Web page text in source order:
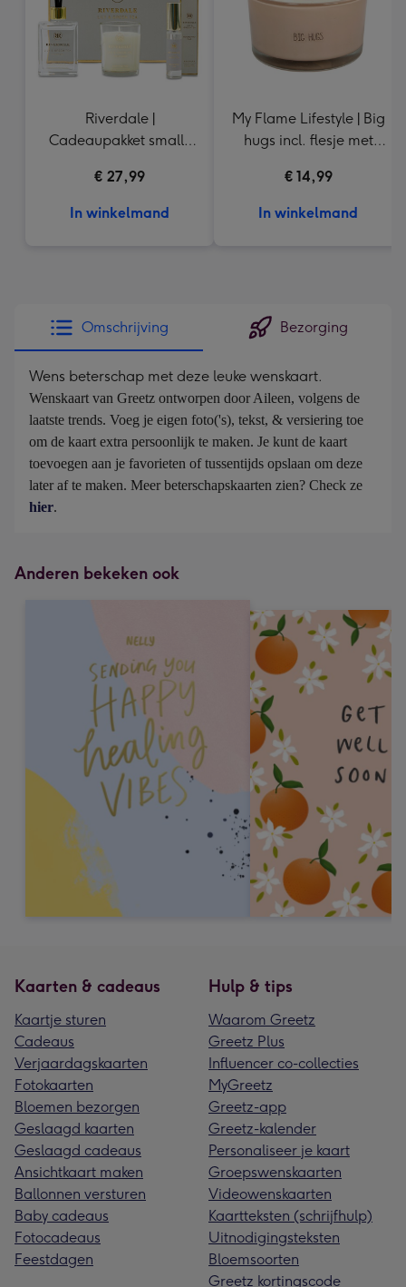
Riverdale |
Cadeaupakket small |
€ 27,99
In winkelmand
My Flame Lifestyle | Big
hugs incl. flesje met
€ 14,99
In winkelmand
Omschrijving Bezorging
Wens beterschap met deze leuke wenskaart.
Wenskaart van Greetz ontworpen door Aileen, volgens de
laatste trends. Voeg je eigen foto('s), tekst, & versiering toe
om de kaart extra persoonlijk te maken. Je kunt de kaart
toevoegen aan je favorieten of tussentijds opslaan om deze
hier.
Anderen bekeken ook
Kaarten & cadeaus
Kaartje sturen
Cadeaus
Verjaardagskaarten
Fotokaarten
Bloemen bezorgen
Geslaagd kaarten
Geslaagd cadeaus
Ansichtkaart maken
Ballonnen versturen
Baby cadeaus
Fotocadeaus
Feestdagen
Hulp & tips
Waarom Greetz
Greetz Plus
Influencer co-collecties
MyGreetz
Greetz-app
Greetz-kalender
Personaliseer je kaart
Groepswenskaarten
Videowenskaarten
Kaartteksten (schrijfhulp)
Uitnodigingsteksten
Bloemsoorten
Greetz kortingscode